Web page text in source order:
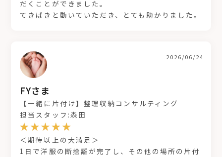
だくことができました。
てきぱきと動いていただき、とても助かりました。
FYさま
2026/06/24
【一緒に片付け】整理収納コンサルティング
担当スタッフ:森田
＜期待以上の大満足＞
1日で洋服の断捨離が完了し、その他の場所の片付